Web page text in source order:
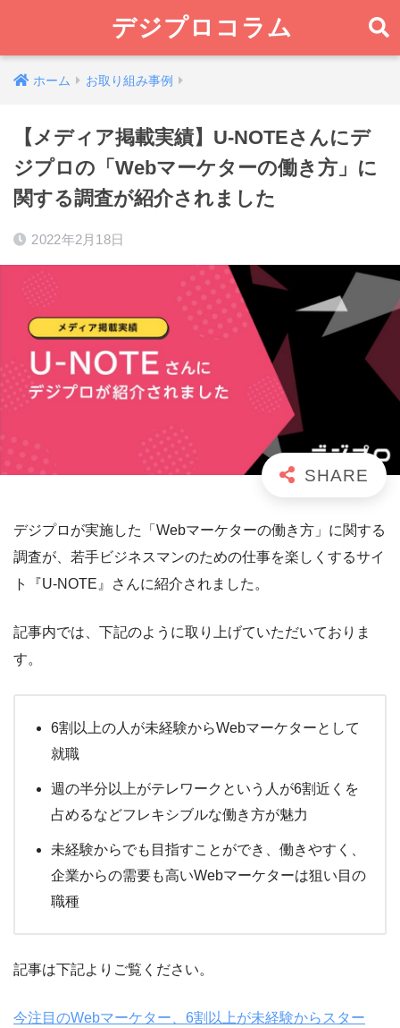
デジプロコラム
ホーム お取り組み事例
【メディア掲載実績】U-NOTEさんにデ
ジプロの「Webマーケターの働き方」に
関する調査が紹介されました
2022年2月18日
デジプロが実施した「Webマーケターの働き方」に関する
調査が、若手ビジネスマンのための仕事を楽しくするサイ
ト『U-NOTE』さんに紹介されました。
記事内では、下記のように取り上げていただいておりま
す。
6割以上の人が未経験からWebマーケターとして
就職
週の半分以上がテレワークという人が6割近くを
占めるなどフレキシブルな働き方が魅力
未経験からでも目指すことができ、働きやすく、
企業からの需要も高いWebマーケターは狙い目の
職種
記事は下記よりご覧ください。
今注目のWebマーケター、6割以上が未経験からスター